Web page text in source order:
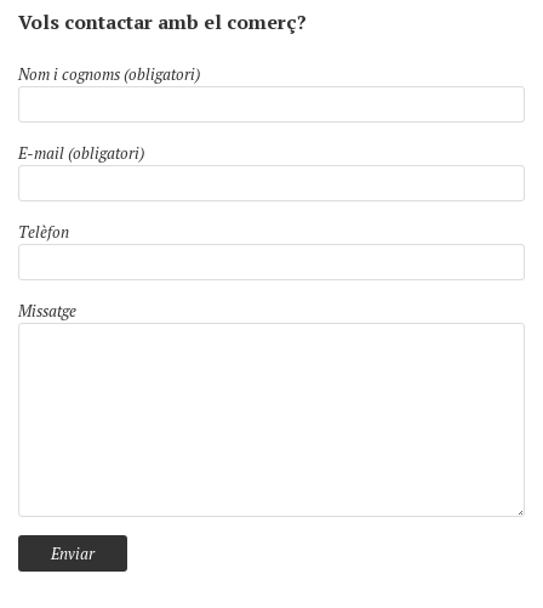
Vols contactar amb el comerç?
Nom i cognoms (obligatori)
E-mail (obligatori)
Telèfon
Missatge